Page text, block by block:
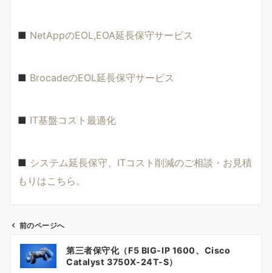
■ NetAppのEOL,EOA延長保守サービス
■ BrocadeのEOL延長保守サービス
■ IT基盤コスト最適化
■ システム延長保守、ITコスト削減のご相談・お見積
もりはこちら。
投
稿
前のページへ
第三者保守化（F5 BIG-IP 1600、Cisco
Catalyst 3750X-24T-S）